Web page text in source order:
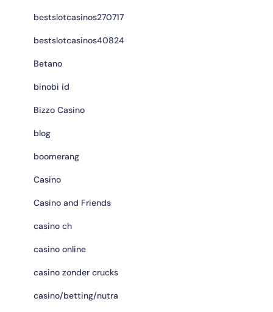
bestslotcasinos270717
bestslotcasinos40824
Betano
binobi id
Bizzo Casino
blog
boomerang
Casino
Casino and Friends
casino ch
casino online
casino zonder crucks
casino/betting/nutra